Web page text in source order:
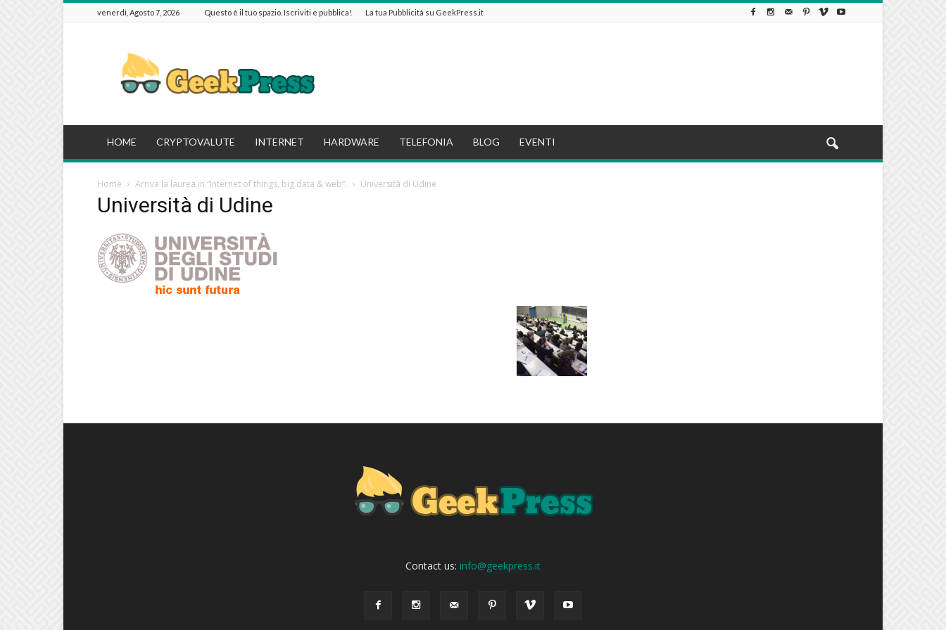
venerdì, Agosto 7, 2026 Questo è il tuo spazio. Iscriviti e pubblica! La tua Pubblicità su GeekPress.it
HOME CRYPTOVALUTE INTERNET HARDWARE TELEFONIA BLOG EVENTI
Home Arriva la laurea in “Internet of things, big data & web”. Università di Udine
Università di Udine
Contact us: info@geekpress.it